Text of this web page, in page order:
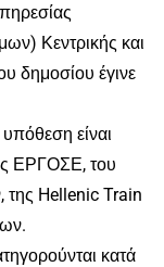
Κεντρικής και
δημοσίου έγινε
είναι
ΕΡΓΟΣΕ, του
Hellenic Train
κατά